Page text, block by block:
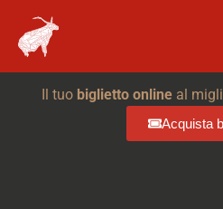
contenuto
Il tuo biglietto online al
Acquista